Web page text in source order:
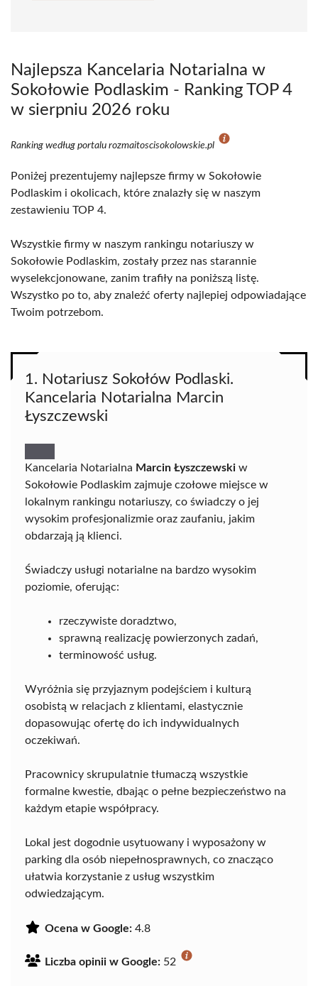
Najlepsza Kancelaria Notarialna w
Sokołowie Podlaskim - Ranking TOP 4
w sierpniu 2026 roku
Ranking według portalu rozmaitoscisokolowskie.pl
Poniżej prezentujemy najlepsze firmy w Sokołowie
Podlaskim i okolicach, które znalazły się w naszym
zestawieniu TOP 4.
Wszystkie firmy w naszym rankingu notariuszy w
Sokołowie Podlaskim, zostały przez nas starannie
wyselekcjonowane, zanim trafiły na poniższą listę.
Wszystko po to, aby znaleźć oferty najlepiej odpowiadające
Twoim potrzebom.
1. Notariusz Sokołów Podlaski.
Kancelaria Notarialna Marcin
Łyszczewski
Kancelaria Notarialna Marcin Łyszczewski w
Sokołowie Podlaskim zajmuje czołowe miejsce w
lokalnym rankingu notariuszy, co świadczy o jej
wysokim profesjonalizmie oraz zaufaniu, jakim
obdarzają ją klienci.
Świadczy usługi notarialne na bardzo wysokim
poziomie, oferując:
rzeczywiste doradztwo,
sprawną realizację powierzonych zadań,
terminowość usług.
Wyróżnia się przyjaznym podejściem i kulturą
osobistą w relacjach z klientami, elastycznie
dopasowując ofertę do ich indywidualnych
oczekiwań.
Pracownicy skrupulatnie tłumaczą wszystkie
formalne kwestie, dbając o pełne bezpieczeństwo na
każdym etapie współpracy.
Lokal jest dogodnie usytuowany i wyposażony w
parking dla osób niepełnosprawnych, co znacząco
ułatwia korzystanie z usług wszystkim
odwiedzającym.
Ocena w Google: 4.8
Liczba opinii w Google: 52